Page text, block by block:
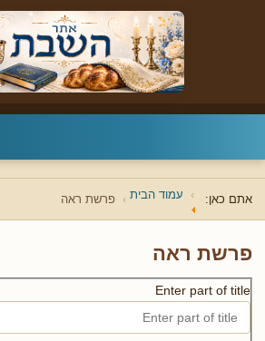
אתם כאן: עמוד הבית פרשת ראה
פרשת ראה
Enter part of title